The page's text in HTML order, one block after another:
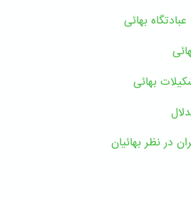
بهائی
بهائی
در نظر بهائیان